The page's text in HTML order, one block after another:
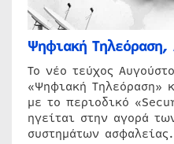
Ψηφιακή Τηλεόραση,
Το νέο τεύχος
«Ψηφιακή Τηλεόραση»
με το περιοδικό
ηγείται στην αγορά
συστημάτων